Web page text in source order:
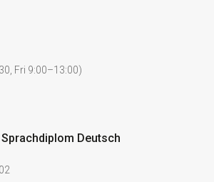
Fri 9:00–13:00)
Deutsch